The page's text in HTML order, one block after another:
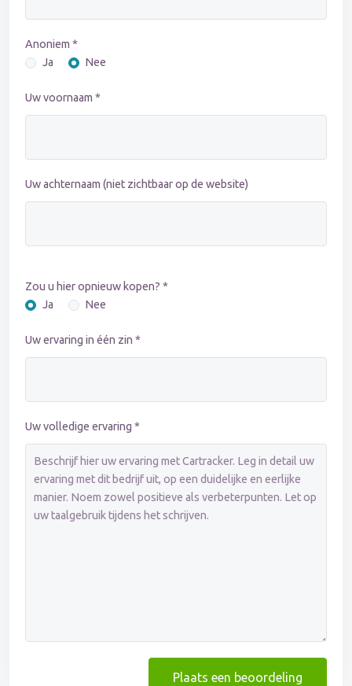
Anoniem *
Ja
Nee
Uw voornaam *
Uw achternaam (niet zichtbaar op de website)
Zou u hier opnieuw kopen? *
Ja
Nee
Uw ervaring in één zin *
Uw volledige ervaring *
Plaats een beoordeling